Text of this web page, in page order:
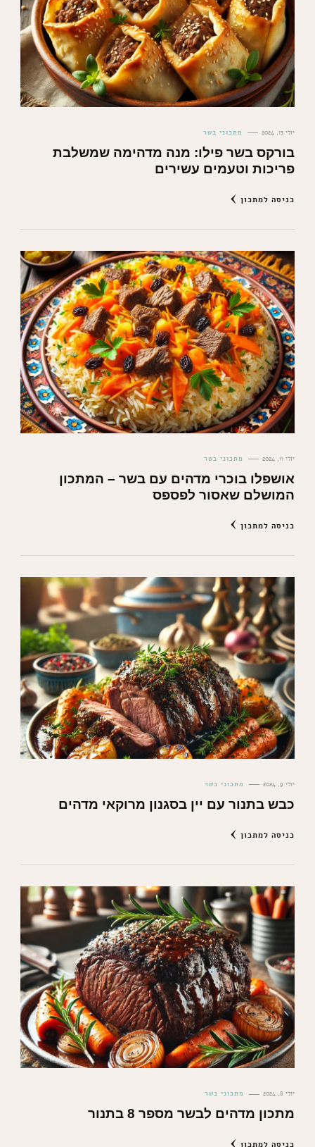
יולי 13, 2024 מתכוני בשר
בורקס בשר פילו: מנה מדהימה שמשלבת
פריכות וטעמים עשירים
כניסה למתכון
יולי 11, 2024 מתכוני בשר
אושפלו בוכרי מדהים עם בשר – המתכון
המושלם שאסור לפספס
כניסה למתכון
יולי 9, 2024 מתכוני בשר
כבש בתנור עם יין בסגנון מרוקאי מדהים
כניסה למתכון
יולי 8, 2024 מתכוני בשר
מתכון מדהים לבשר מספר 8 בתנור
כניסה למתכון